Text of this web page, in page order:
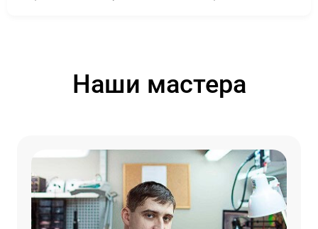
Наши мастера